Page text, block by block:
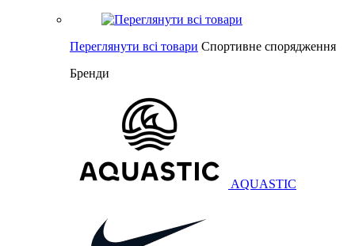
Переглянути всі товари Спортивне спорядження
Бренди
AQUASTIC